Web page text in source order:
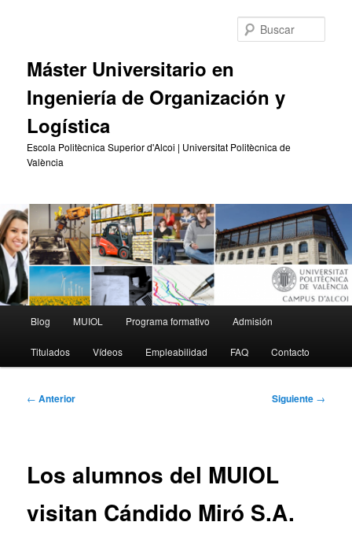
Máster Universitario en
Ingeniería de Organización y
Logística
Escola Politècnica Superior d'Alcoi | Universitat Politècnica de
València
principal
Blog MUIOL Programa formativo Admisión
Titulados Vídeos Empleabilidad FAQ Contacto
Navegación
← Anterior Siguiente →
Los alumnos del MUIOL
visitan Cándido Miró S.A.